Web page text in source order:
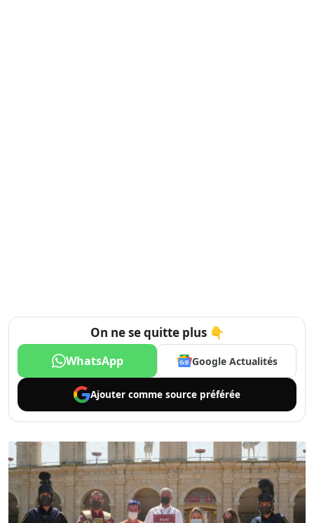
On ne se quitte plus 👇
WhatsApp Google Actualités
Ajouter comme source préférée